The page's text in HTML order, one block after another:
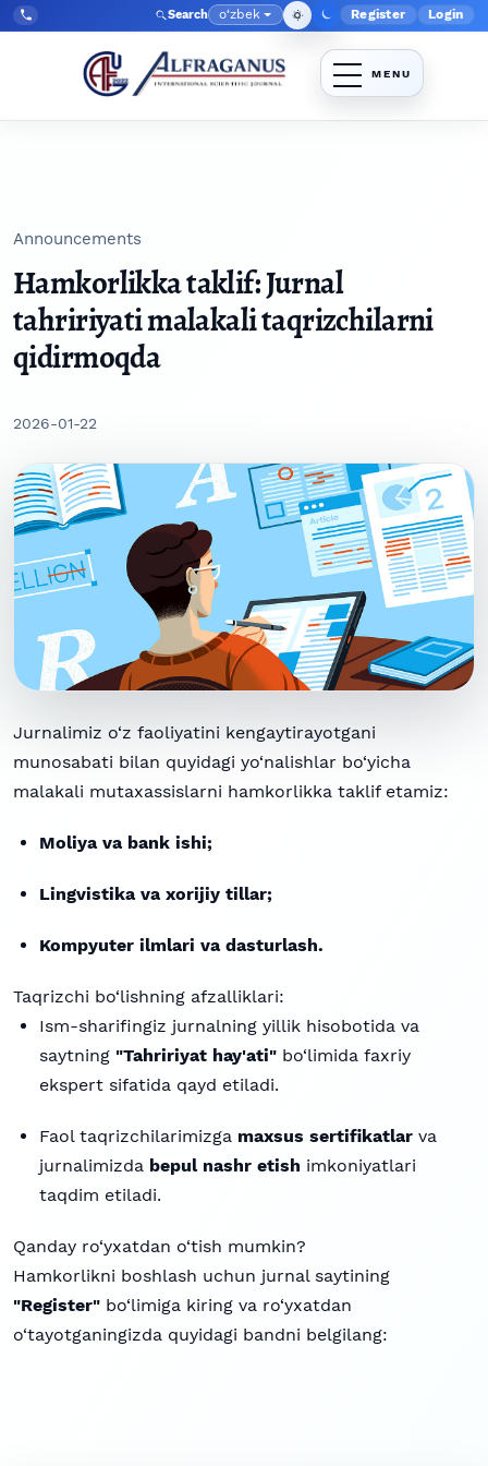
Skip to main navigation menu
Skip to main content
Skip to site footer
Tel:
+998903350930 Search Language
o‘zbek Admin
Register Login
Announcements
Hamkorlikka taklif: Jurnal
tahririyati malakali taqrizchilarni
qidirmoqda
2026-01-22
Jurnalimiz o‘z faoliyatini kengaytirayotgani
munosabati bilan quyidagi yo‘nalishlar bo‘yicha
malakali mutaxassislarni hamkorlikka taklif etamiz:
Moliya va bank ishi;
Lingvistika va xorijiy tillar;
Kompyuter ilmlari va dasturlash.
Taqrizchi bo‘lishning afzalliklari:
Ism-sharifingiz jurnalning yillik hisobotida va
saytning "Tahririyat hay'ati" bo‘limida faxriy
ekspert sifatida qayd etiladi.
Faol taqrizchilarimizga maxsus sertifikatlar va
jurnalimizda bepul nashr etish imkoniyatlari
taqdim etiladi.
Qanday ro‘yxatdan o‘tish mumkin?
Hamkorlikni boshlash uchun jurnal saytining
"Register" bo‘limiga kiring va ro‘yxatdan
o‘tayotganingizda quyidagi bandni belgilang: